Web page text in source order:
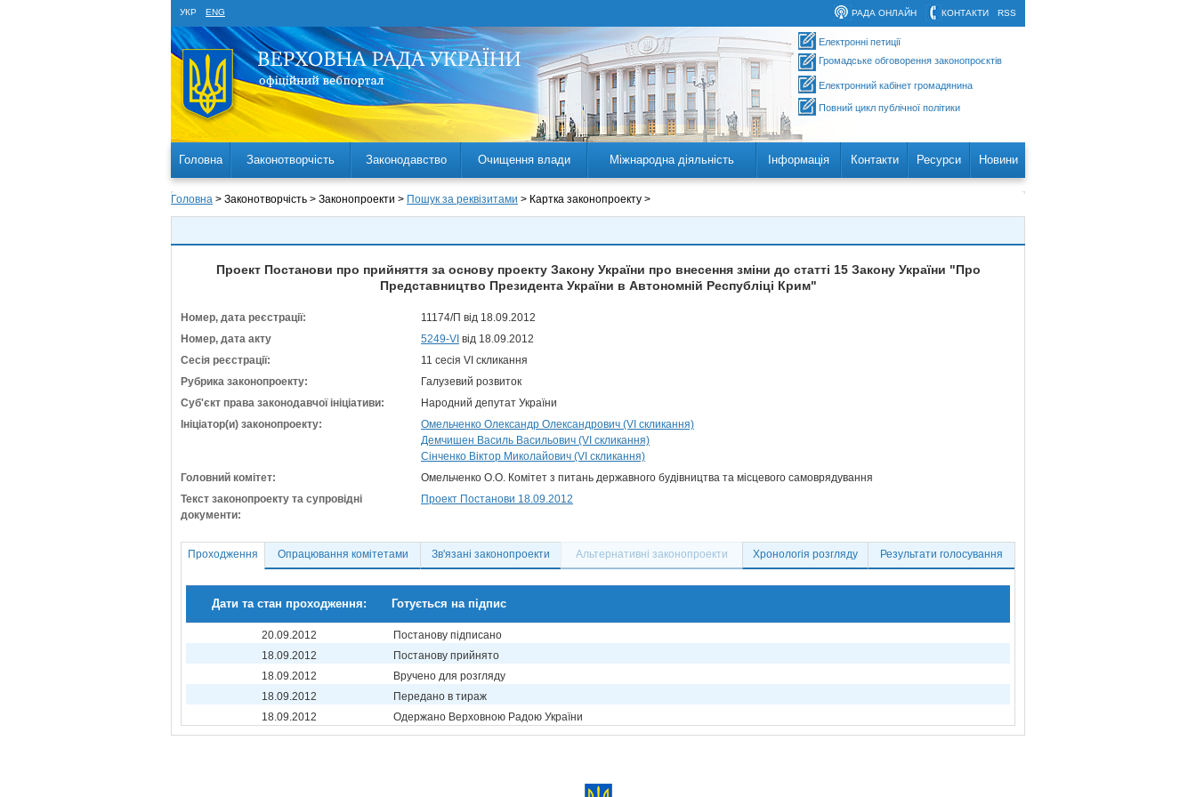
УКР ENG RSS
КОНТАКТИ
РАДА ОНЛАЙН
Електронні петиції
Громадське обговорення законопроєктів
Електронний кабінет громадянина
Повний цикл публічної політики
Головна Законотворчість Законодавство Очищення влади Міжнародна діяльність Інформація Контакти Ресурси Новини
Головна > Законотворчість > Законопроекти > Пошук за реквізитами > Картка законопроекту >
Проект Постанови про прийняття за основу проекту Закону України про внесення зміни до статті 15 Закону України "Про
Представництво Президента України в Автономній Республіці Крим"
Номер, дата реєстрації:
11174/П від 18.09.2012
Номер, дата акту
5249-VI від 18.09.2012
Сесія реєстрації:
11 сесія VI скликання
Рубрика законопроекту:
Галузевий розвиток
Суб'єкт права законодавчої ініціативи:
Народний депутат України
Ініціатор(и) законопроекту:
Омельченко Олександр Олександрович (VI скликання)
Демчишен Василь Васильович (VI скликання)
Сінченко Віктор Миколайович (VI скликання)
Головний комітет:
Омельченко О.О. Комітет з питань державного будівництва та місцевого самоврядування
Текст законопроекту та супровідні
документи:
Проект Постанови 18.09.2012
Проходження Опрацювання комітетами Зв'язані законопроекти Альтернативні законопроекти Хронологія розгляду Результати голосування
Дати та стан проходження: Готується на підпис
20.09.2012
Постанову підписано
18.09.2012
Постанову прийнято
18.09.2012
Вручено для розгляду
18.09.2012
Передано в тираж
18.09.2012
Одержано Верховною Радою України